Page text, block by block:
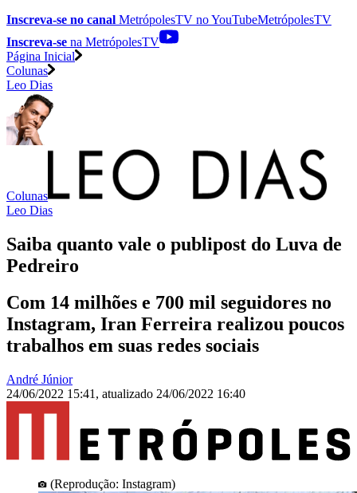
Inscreva-se no canal MetrópolesTV noYouTubeMetrópolesTV
Inscreva-se na MetrópolesTV
Página Inicial
Colunas
Leo Dias
Colunas
Leo Dias
Saiba quanto vale o publipost do Luva de
Pedreiro
Com 14 milhões e 700 mil seguidores no
Instagram, Iran Ferreira realizou poucos
trabalhos em suas redes sociais
André Júnior
24/06/2022 15:41 , atualizado 24/06/2022 16:40
(Reprodução: Instagram)